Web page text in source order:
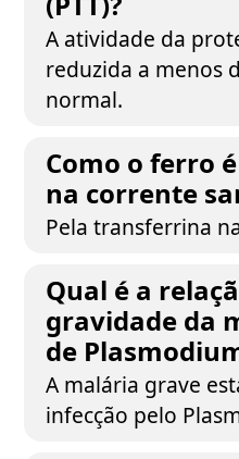
A atividade da
reduzida a menos
normal.
Como o ferro
na corrente
Pela transferrina
Qual é a
gravidade da
de
A malária grave
infecção pelo